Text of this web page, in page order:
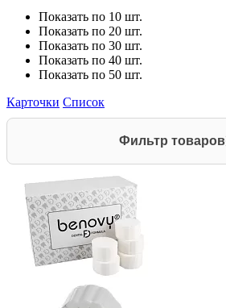
Показать по 10 шт.
Показать по 20 шт.
Показать по 30 шт.
Показать по 40 шт.
Показать по 50 шт.
Карточки Список
Фильтр товаров